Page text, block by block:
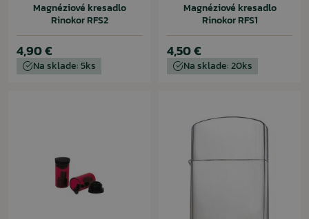
Magnéziové kresadlo
Rinokor RFS2
4,90 €
Na sklade: 5ks
Magnéziové kresadlo
Rinokor RFS1
4,50 €
Na sklade: 20ks